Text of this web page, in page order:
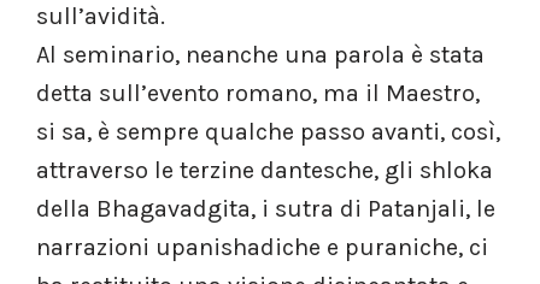
sull’avidità.
Al seminario, neanche una parola è stata
detta sull’evento romano, ma il Maestro,
si sa, è sempre qualche passo avanti, così,
attraverso le terzine dantesche, gli shloka
della Bhagavadgita, i sutra di Patanjali, le
narrazioni upanishadiche e puraniche, ci